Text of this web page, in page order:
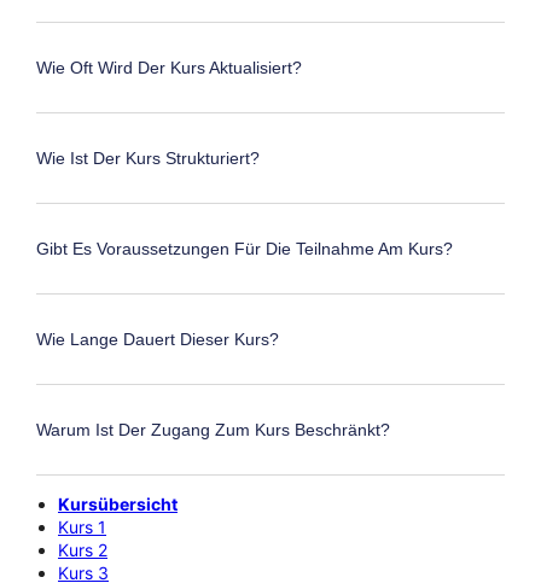
Wie Oft Wird Der Kurs Aktualisiert?
Wie Ist Der Kurs Strukturiert?
Gibt Es Voraussetzungen Für Die Teilnahme Am Kurs?
Wie Lange Dauert Dieser Kurs?
Warum Ist Der Zugang Zum Kurs Beschränkt?
Kursübersicht
Kurs 1
Kurs 2
Kurs 3